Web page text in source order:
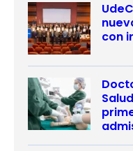
con